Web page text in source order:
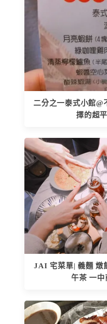
二分之一泰式小館@
擇的超
JAI 宅菜單| 義麵 燉
午茶 一中